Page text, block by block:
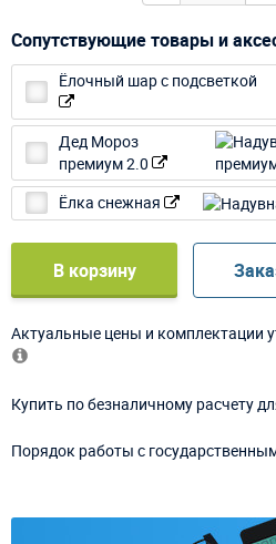
Сопутствующие товары и
Ёлочный шар с подсветкой
Дед Мороз
премиум 2.0
Ёлка снежная
В корзину
Актуальные цены и комплектации
Купить по безналичному расчету
Порядок работы с